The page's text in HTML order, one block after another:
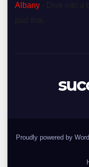
Albany
Proudly powered by